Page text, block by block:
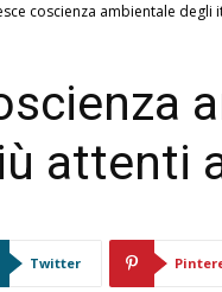
coscienza ambientale
attenti
Twitter